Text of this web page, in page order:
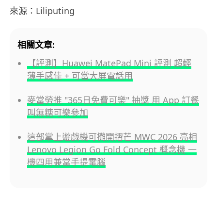
來源：Liliputing
相關文章:
【評測】Huawei MatePad Mini 評測 超輕
薄手感佳 + 可當大屏電話用
麥當勞推 "365日免費可樂" 抽獎 用 App 訂餐
叫無糖可樂參加
這部掌上遊戲機可攤開摺芒 MWC 2026 亮相
Lenovo Legion Go Fold Concept 概念機 一
機四用兼當手提電腦